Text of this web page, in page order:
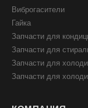
Виброгасители
Гайка
Запчасти для
Запчасти для
Запчасти для
Запчасти для